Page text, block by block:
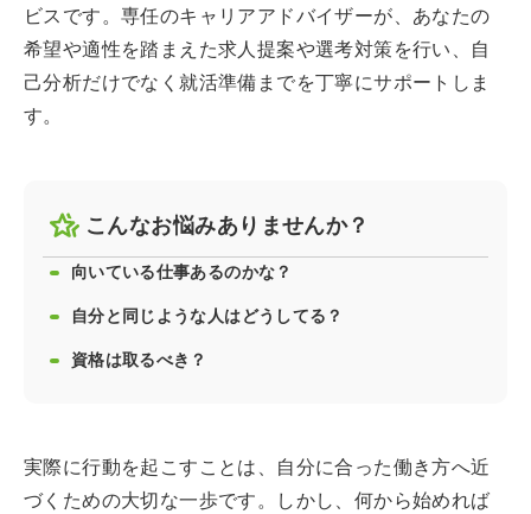
ビスです。専任のキャリアアドバイザーが、あなたの
希望や適性を踏まえた求人提案や選考対策を行い、自
己分析だけでなく就活準備までを丁寧にサポートしま
す。
こんなお悩みありませんか？
向いている仕事あるのかな？
自分と同じような人はどうしてる？
資格は取るべき？
実際に行動を起こすことは、自分に合った働き方へ近
づくための大切な一歩です。しかし、何から始めれば